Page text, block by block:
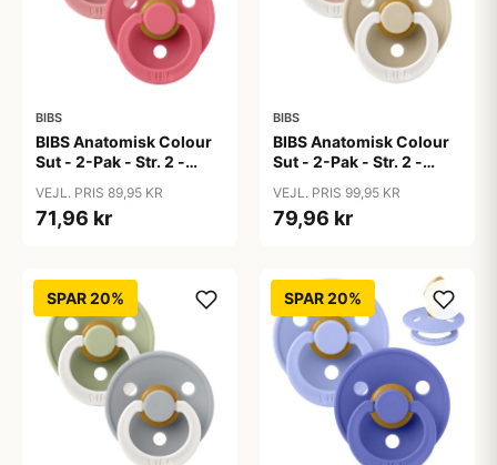
BIBS
BIBS Anatomisk Colour
Sut - 2-Pak - Str. 2 -
Pink/Coral
VEJL. PRIS 89,95 KR
71,96 kr
BIBS
BIBS Anatomisk Colour
Sut - 2-Pak - Str. 2 -
Blush/Vanilla
VEJL. PRIS 99,95 KR
79,96 kr
SPAR 20% SPAR 20%